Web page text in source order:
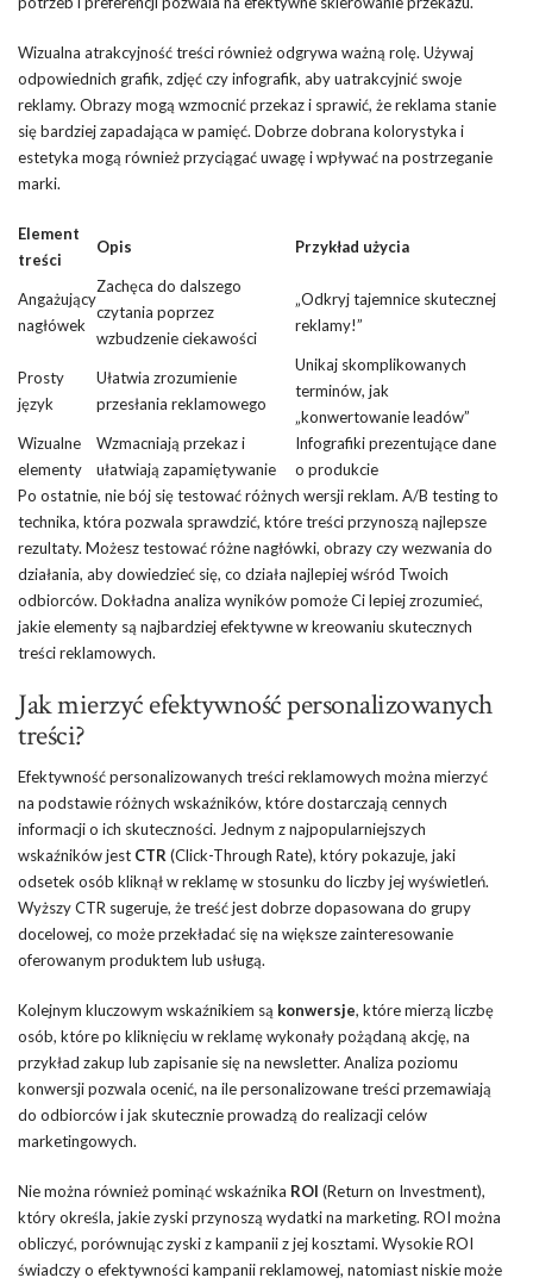
Wizualna atrakcyjność treści również odgrywa ważną rolę. Używaj
odpowiednich grafik, zdjęć czy infografik, aby uatrakcyjnić swoje
reklamy. Obrazy mogą wzmocnić przekaz i sprawić, że reklama stanie
się bardziej zapadająca w pamięć. Dobrze dobrana kolorystyka i
estetyka mogą również przyciągać uwagę i wpływać na postrzeganie
marki.
Element
treści
Opis Przykład użycia
Angażujący
nagłówek
Zachęca do dalszego
czytania poprzez
wzbudzenie ciekawości
„Odkryj tajemnice skutecznej
reklamy!”
Prosty
język
Ułatwia zrozumienie
przesłania reklamowego
Unikaj skomplikowanych
terminów, jak
„konwertowanie leadów”
Wizualne
elementy
Wzmacniają przekaz i
ułatwiają zapamiętywanie
Infografiki prezentujące dane
o produkcie
Po ostatnie, nie bój się testować różnych wersji reklam. A/B testing to
technika, która pozwala sprawdzić, które treści przynoszą najlepsze
rezultaty. Możesz testować różne nagłówki, obrazy czy wezwania do
działania, aby dowiedzieć się, co działa najlepiej wśród Twoich
odbiorców. Dokładna analiza wyników pomoże Ci lepiej zrozumieć,
jakie elementy są najbardziej efektywne w kreowaniu skutecznych
treści reklamowych.
Jak mierzyć efektywność personalizowanych
treści?
Efektywność personalizowanych treści reklamowych można mierzyć
na podstawie różnych wskaźników, które dostarczają cennych
informacji o ich skuteczności. Jednym z najpopularniejszych
wskaźników jest CTR (Click-Through Rate), który pokazuje, jaki
odsetek osób kliknął w reklamę w stosunku do liczby jej wyświetleń.
Wyższy CTR sugeruje, że treść jest dobrze dopasowana do grupy
docelowej, co może przekładać się na większe zainteresowanie
oferowanym produktem lub usługą.
Kolejnym kluczowym wskaźnikiem są konwersje, które mierzą liczbę
osób, które po kliknięciu w reklamę wykonały pożądaną akcję, na
przykład zakup lub zapisanie się na newsletter. Analiza poziomu
konwersji pozwala ocenić, na ile personalizowane treści przemawiają
do odbiorców i jak skutecznie prowadzą do realizacji celów
marketingowych.
Nie można również pominąć wskaźnika ROI (Return on Investment),
który określa, jakie zyski przynoszą wydatki na marketing. ROI można
obliczyć, porównując zyski z kampanii z jej kosztami. Wysokie ROI
świadczy o efektywności kampanii reklamowej, natomiast niskie może